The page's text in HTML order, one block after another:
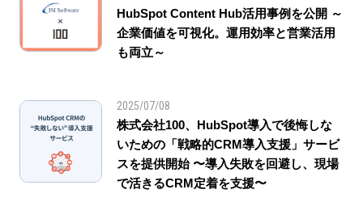
HubSpot Content Hub活用事例を公開 ～
企業価値を可視化。運用効率と営業活用
も両立～
2025/07/08
株式会社100、HubSpot導入で後悔しな
いための「戦略的CRM導入支援」サービ
スを提供開始 〜導入失敗を回避し、現場
で活きるCRM定着を支援〜